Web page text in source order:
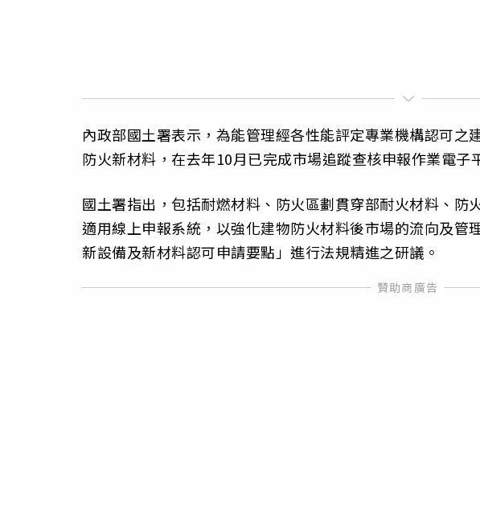
內政部國土署表示，為能管理經各性能評定專業機構認可之
防火新材料，在去年10月已完成市場追蹤查核申報作業電子
國土署指出，包括耐燃材料、防火區劃貫穿部耐火材料、防
適用線上申報系統，以強化建物防火材料後市場的流向及管
新設備及新材料認可申請要點」進行法規精進之研議。